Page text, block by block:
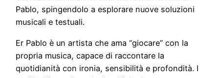
Pablo, spingendolo a esplorare nuove soluzioni
musicali e testuali.
Er Pablo è un artista che ama “giocare” con la
propria musica, capace di raccontare la
quotidianità con ironia, sensibilità e profondità. I